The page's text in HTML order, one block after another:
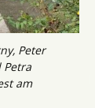
Peter
Petra
am